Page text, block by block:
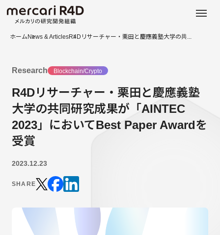
ホーム News & ArticlesR4Dリサーチャー・栗田と慶應義塾大学の共...
Research Blockchain/Crypto
R4Dリサーチャー・栗田と慶應義塾
大学の共同研究成果が「AINTEC
2023」においてBest Paper Awardを
受賞
2023.12.23
SHARE